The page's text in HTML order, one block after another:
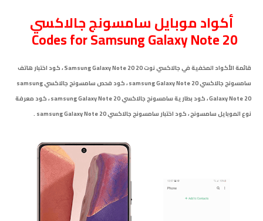
أكوادموبايلسامسونج جالاكسي
Codes for Samsung Galaxy Note 20
قائمة الأكواد المخفية في جالاكسي نوت 20 Samsung Galaxy Note 20 ، كود اختبار هاتف
سامسونج جالاكسي samsung Galaxy Note 20
،
كود فحص سامسونج جالاكسي samsung
Galaxy Note 20 ، كود بطارية سامسونج جالاكسي samsung Galaxy Note 20 ، كود معرفة
نوع الموبايل سامسونج ، كود اختبار سامسونج جالاكسي samsung GalaxyNote 20 .